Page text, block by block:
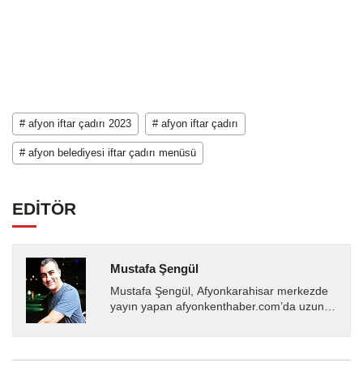
# afyon iftar çadırı 2023 # afyon iftar çadırı
# afyon belediyesi iftar çadırı menüsü
EDİTÖR
Mustafa Şengül
Mustafa Şengül, Afyonkarahisar merkezde
yayın yapan afyonkenthaber.com’da uzun
almakta, haber akışı...